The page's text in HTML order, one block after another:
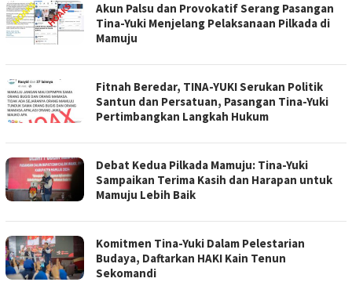
Akun Palsu dan Provokatif Serang Pasangan
Tina-Yuki Menjelang Pelaksanaan Pilkada di
Mamuju
Fitnah Beredar, TINA-YUKI Serukan Politik
Santun dan Persatuan, Pasangan Tina-Yuki
Pertimbangkan Langkah Hukum
Debat Kedua Pilkada Mamuju: Tina-Yuki
Sampaikan Terima Kasih dan Harapan untuk
Mamuju Lebih Baik
Komitmen Tina-Yuki Dalam Pelestarian
Budaya, Daftarkan HAKI Kain Tenun
Sekomandi